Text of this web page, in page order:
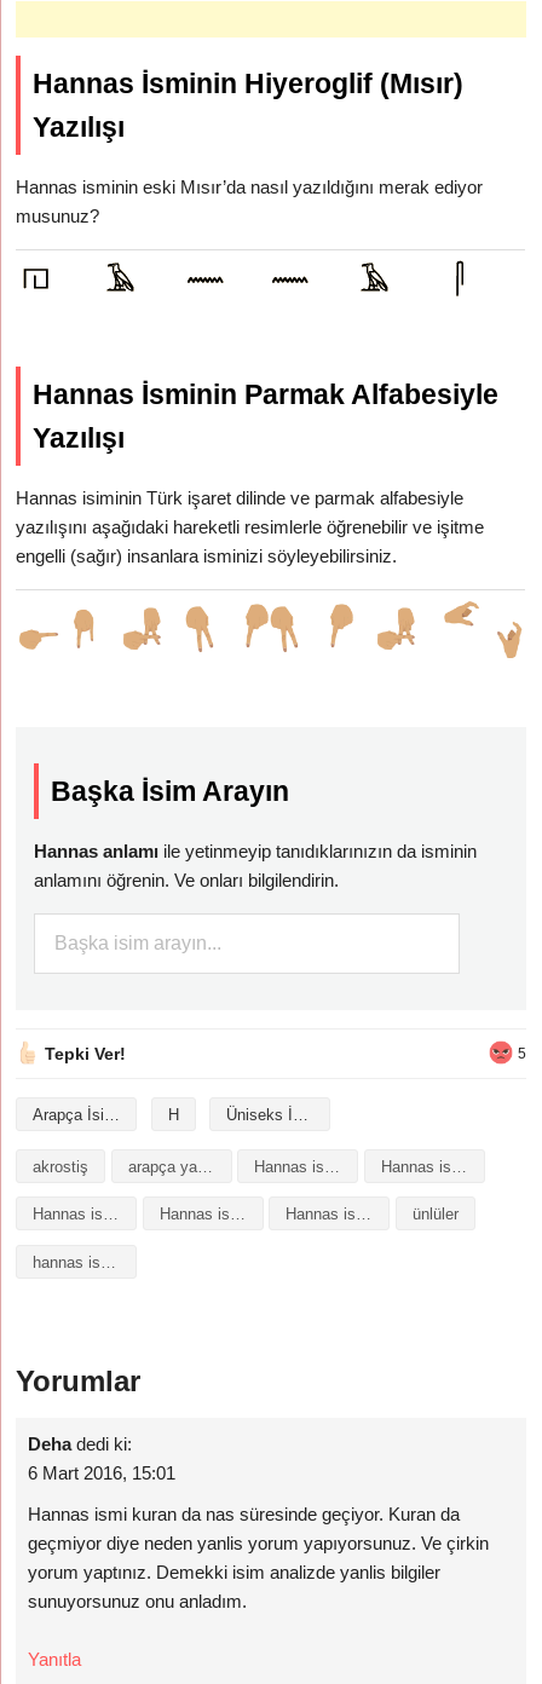
Hannas İsminin Hiyeroglif (Mısır)
Yazılışı
Hannas isminin eski Mısır’da nasıl yazıldığını merak ediyor
musunuz?
Hannas İsminin Parmak Alfabesiyle
Yazılışı
Hannas isiminin Türk işaret dilinde ve parmak alfabesiyle
yazılışını aşağıdaki hareketli resimlerle öğrenebilir ve işitme
engelli (sağır) insanlara isminizi söyleyebilirsiniz.
Başka İsim Arayın
Hannas anlamı ile yetinmeyip tanıdıklarınızın da isminin
anlamını öğrenin. Ve onları bilgilendirin.
Tepki Ver! 5
Arapça İsimler H Üniseks İsimler
akrostiş arapça yazılışı
Hannas isminin baş harfleriyle şiir Hannas isminin kökeni Hannas isminin numerolojisi ünlüler
Yorumlar
Deha dedi ki:
6 Mart 2016, 15:01
Hannas ismi kuran da nas süresinde geçiyor. Kuran da
geçmiyor diye neden yanlis yorum yapıyorsunuz. Ve çirkin
yorum yaptınız. Demekki isim analizde yanlis bilgiler
sunuyorsunuz onu anladım.
Yanıtla